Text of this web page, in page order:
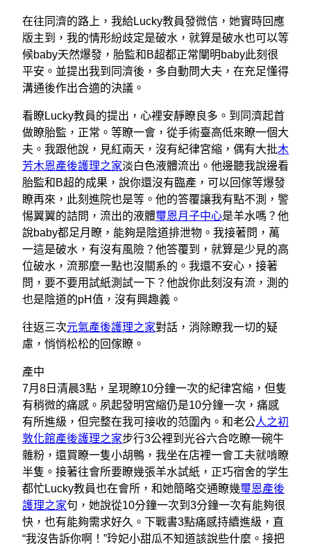
在往同濟的路上，我給Lucky教員發微信，她實時回應
版主到，我的情形紛歧定是破水，就算是破水也可以等
候baby天然爆發，胎監和B超都正常闡明baby此刻很
平安。並提出我到同濟後，多自動問大夫，在充足懂得
溝通後作出合適的決議。
看瞭Lucky教員的提出，心裡安靜瞭良多。到同濟起首
做瞭胎監，正常。等瞭一會，從手術臺高低來瞭一個大
夫。我跟他說，見紅兩天，沒有紀律宮縮，偶有大批木
芳木恩產後護理之家淡白色液體流出。他邊聽我說邊看
胎監和B超的成果，說你還沒有臨產，可以回傢等爆發
瞭再來，此刻進院也是等。他的答覆讓我有點不測，警
惕翼翼的詰問，流出的液體璽恩月子中心是羊水嗎？他
說baby都足月瞭，能夠是陰道排泄物。我接著問，萬
一這是破水，有沒有風險？他答覆到，就算是少見的高
位破水，流那麼一點也沒關系的。我還不安心，接著
問，要不要用試紙測試一下？他說你此刻沒有流，測的
也是陰道的pH值，沒有興趣義。
往返三次元氣產後護理之家對話，消除瞭我一切的疑
慮，悄悄松松的回傢瞭。
產中
7月8日清晨3點，呈現瞭10分鐘一次的紀律宮縮，但隻
有稍微的痛感。夙起發明宮縮仍是10分鐘一次，痛感
有所進級，但完整在我可接收的范圍內。和老公人之初
敦化館產後護理之家步行3公裡到光谷六合吃瞭一碗牛
雜粉，還買瞭一隻小胡鴨，我坐在店裡一會工夫就啃瞭
半隻。接著往會所要瞭幾張羊水試紙，正巧宿舍的学生
都忙Lucky教員也在會所，和她簡略交通瞭幾璽恩產後
護理之家句，她說從10分鐘一次到3分鐘一次有能夠很
快，也有能夠需求好久。下戰書3點痛感持續進級，直
“我沒告訴你啊！”玲妃小甜瓜不知道該說些什麼。接把